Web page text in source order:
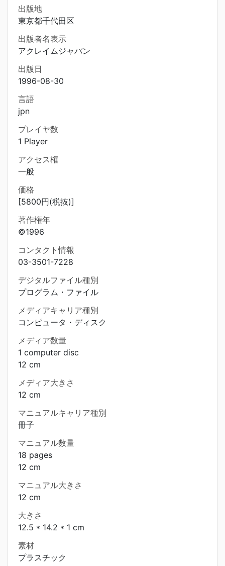
出版地
東京都千代田区
出版者名表示
アクレイムジャパン
出版日
1996-08-30
言語
jpn
プレイヤ数
1 Player
アクセス権
一般
価格
[5800円(税抜)]
著作権年
©1996
コンタクト情報
03-3501-7228
デジタルファイル種別
プログラム・ファイル
メディアキャリア種別
コンピュータ・ディスク
メディア数量
1 computer disc
12 cm
メディア大きさ
12 cm
マニュアルキャリア種別
冊子
マニュアル数量
18 pages
12 cm
マニュアル大きさ
12 cm
大きさ
12.5 * 14.2 * 1 cm
素材
プラスチック